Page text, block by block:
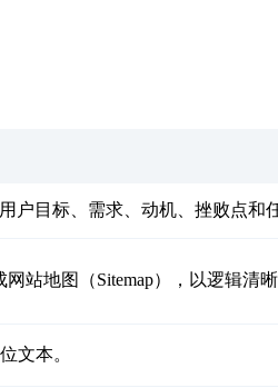
户目标、需求、动机、挫败点和
站地图（Sitemap），以逻辑清
文本。